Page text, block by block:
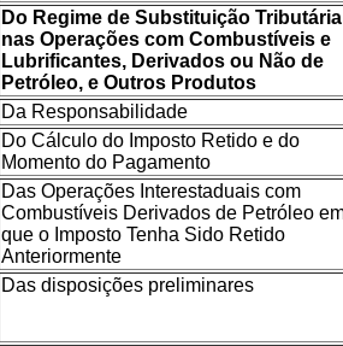
Do Regime de Substituição Tributária
nas Operações com Combustíveis e
Lubrificantes, Derivados ou Não de
Petróleo, e Outros Produtos
Da Responsabilidade
Do Cálculo do Imposto Retido e do
Momento do Pagamento
Das Operações Interestaduais com
Combustíveis Derivados de Petróleo
que o Imposto Tenha Sido Retido
Anteriormente
Das disposições preliminares